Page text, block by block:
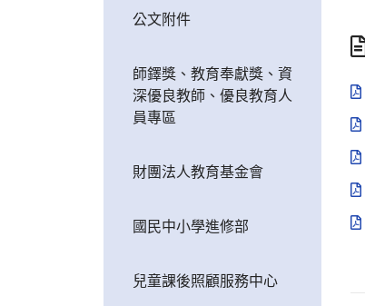
公文附件
師鐸獎、教育奉獻獎、資
深優良教師、優良教育人
員專區
財團法人教育基金會
國民中小學進修部
兒童課後照顧服務中心